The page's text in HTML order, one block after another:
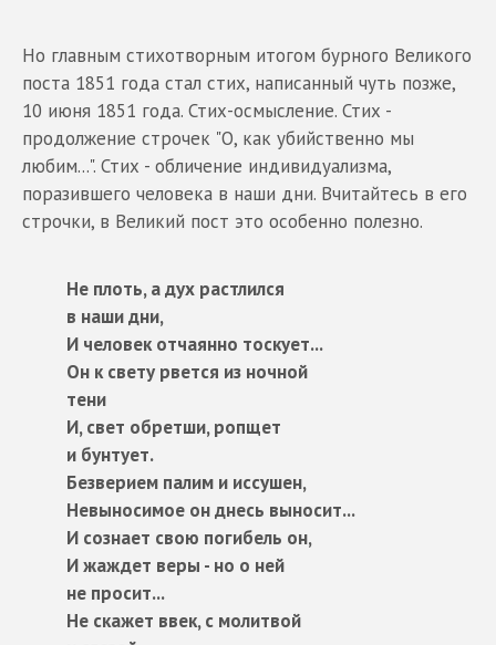
Но главным стихотворным итогом бурного Великого
поста 1851 года стал стих, написанный чуть позже,
10 июня 1851 года. Стих-осмысление. Стих -
продолжение строчек "О, как убийственно мы
любим...". Стих - обличение индивидуализма,
поразившего человека в наши дни. Вчитайтесь в его
строчки, в Великий пост это особенно полезно.
Не плоть, а дух растлился
в наши дни,
И человек отчаянно тоскует...
Он к свету рвется из ночной
тени
И, свет обретши, ропщет
и бунтует.
Безверием палим и иссушен,
Невыносимое он днесь выносит...
И сознает свою погибель он,
И жаждет веры - но о ней
не просит...
Не скажет ввек, с молитвой